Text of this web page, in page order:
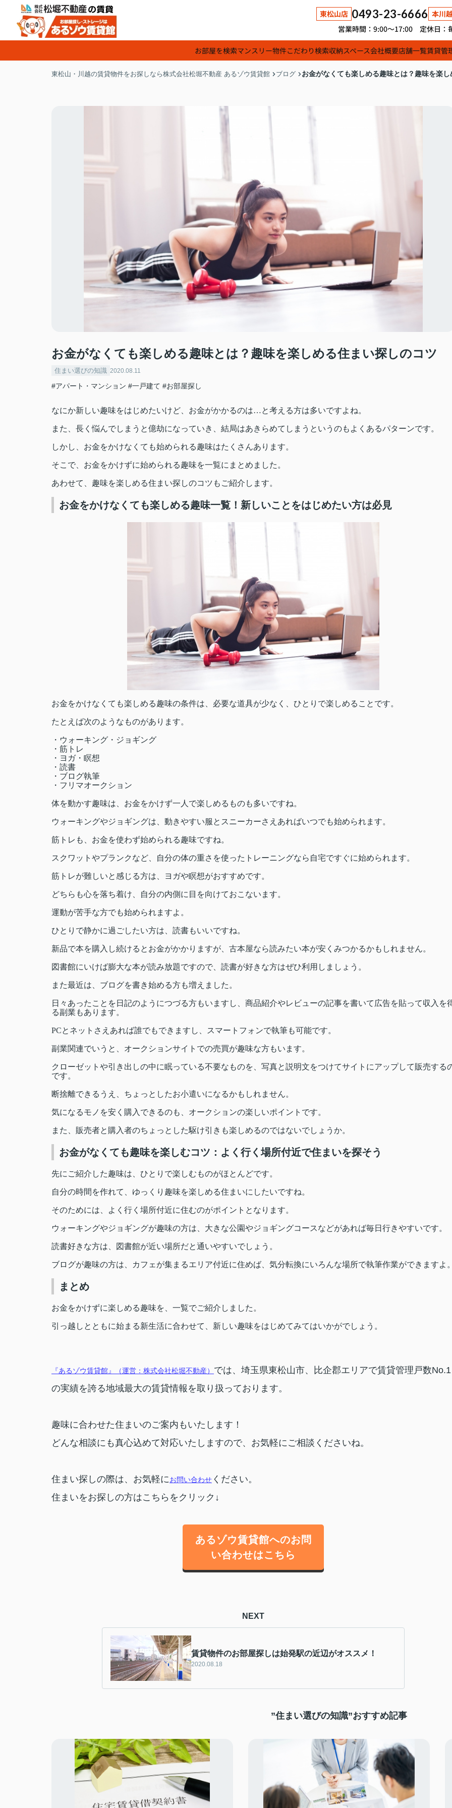
東松山店 0493-23-6666 本川
営業時間：9:00～17:00 定休日：
お部屋を検索マンスリー物件こだわり検索収納スペース会社概要店舗一覧賃貸管
東松山・川越の賃貸物件をお探しなら株式会社松堀不動産 あるゾウ賃貸館 ブログ お金がなくても楽しめる趣味とは？趣味を楽
お金がなくても楽しめる趣味とは？趣味を楽しめる住まい探しのコツ
住まい選びの知識 2020.08.11
#アパート・マンション #一戸建て #お部屋探し
なにか新しい趣味をはじめたいけど、お金がかかるのは…と考える方は多いですよね。
また、長く悩んでしまうと億劫になっていき、結局はあきらめてしまうというのもよくあるパターンです。
しかし、お金をかけなくても始められる趣味はたくさんあります。
そこで、お金をかけずに始められる趣味を一覧にまとめました。
あわせて、趣味を楽しめる住まい探しのコツもご紹介します。
お金をかけなくても楽しめる趣味一覧！新しいことをはじめたい方は必見
お金をかけなくても楽しめる趣味の条件は、必要な道具が少なく、ひとりで楽しめることです。
たとえば次のようなものがあります。
・ウォーキング・ジョギング
・筋トレ
・ヨガ・瞑想
・読書
・ブログ執筆
・フリマオークション
体を動かす趣味は、お金をかけず一人で楽しめるものも多いですね。
ウォーキングやジョギングは、動きやすい服とスニーカーさえあればいつでも始められます。
筋トレも、お金を使わず始められる趣味ですね。
スクワットやプランクなど、自分の体の重さを使ったトレーニングなら自宅ですぐに始められます。
筋トレが難しいと感じる方は、ヨガや瞑想がおすすめです。
どちらも心を落ち着け、自分の内側に目を向けておこないます。
運動が苦手な方でも始められますよ。
ひとりで静かに過ごしたい方は、読書もいいですね。
新品で本を購入し続けるとお金がかかりますが、古本屋なら読みたい本が安くみつかるかもしれません。
図書館にいけば膨大な本が読み放題ですので、読書が好きな方はぜひ利用しましょう。
また最近は、ブログを書き始める方も増えました。
日々あったことを日記のようにつづる方もいますし、商品紹介やレビューの記事を書いて広告を貼って収入を
る副業もあります。
PCとネットさえあれば誰でもできますし、スマートフォンで執筆も可能です。
副業関連でいうと、オークションサイトでの売買が趣味な方もいます。
クローゼットや引き出しの中に眠っている不要なものを、写真と説明文をつけてサイトにアップして販売する
です。
断捨離できるうえ、ちょっとしたお小遣いになるかもしれません。
気になるモノを安く購入できるのも、オークションの楽しいポイントです。
また、販売者と購入者のちょっとした駆け引きも楽しめるのではないでしょうか。
お金がなくても趣味を楽しむコツ：よく行く場所付近で住まいを探そう
先にご紹介した趣味は、ひとりで楽しむものがほとんどです。
自分の時間を作れて、ゆっくり趣味を楽しめる住まいにしたいですね。
そのためには、よく行く場所付近に住むのがポイントとなります。
ウォーキングやジョギングが趣味の方は、大きな公園やジョギングコースなどがあれば毎日行きやすいです。
読書好きな方は、図書館が近い場所だと通いやすいでしょう。
ブログが趣味の方は、カフェが集まるエリア付近に住めば、気分転換にいろんな場所で執筆作業ができますよ
まとめ
お金をかけずに楽しめる趣味を、一覧でご紹介しました。
引っ越しとともに始まる新生活に合わせて、新しい趣味をはじめてみてはいかがでしょう。
『あるゾウ賃貸館』（運営：株式会社松堀不動産） では、埼玉県東松山市、比企郡エリアで賃貸管理戸数No.1
の実績を誇る地域最大の賃貸情報を取り扱っております。
趣味に合わせた住まいのご案内もいたします！
どんな相談にも真心込めて対応いたしますので、お気軽にご相談くださいね。
住まい探しの際は、お気軽にお問い合わせ ください。
住まいをお探しの方はこちらをクリック↓
あるゾウ賃貸館へのお問
い合わせはこちら
NEXT
賃貸物件のお部屋探しは始発駅の近辺がオススメ！
2020.08.18
”住まい選びの知識”おすすめ記事